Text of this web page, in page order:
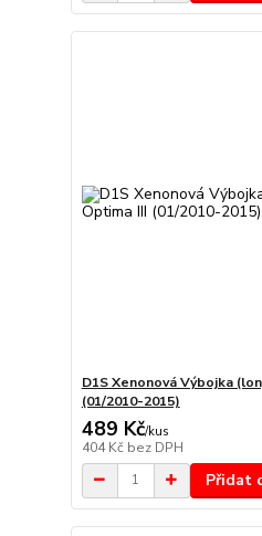
D1S Xenonová Výbojka
(01/2010-2015)
489 Kč/kus
404 Kč bez DPH
Přidat